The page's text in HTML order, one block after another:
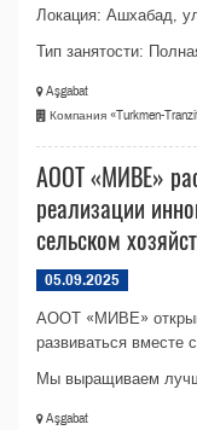
Локация: Ашхабад,
Тип занятости:
Aşgabat
Компания «Turkmen-
АООТ «МИВЕ»
реализации
сельском
05.09.2025
АООТ «МИВЕ»
развиваться вместе
Мы выращиваем
Aşgabat